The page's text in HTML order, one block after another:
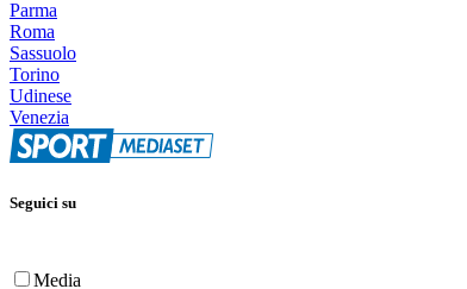
Parma
Roma
Sassuolo
Torino
Udinese
Venezia
Seguici su
Media